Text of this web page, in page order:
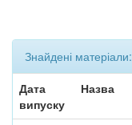
Знайдені матеріали:
Дата
випуску
Назва